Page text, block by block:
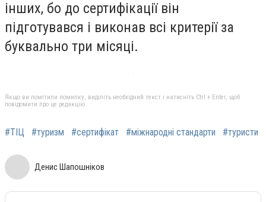
інших, бо до сертифікації він
підготувався і виконав всі критерії за
буквально три місяці.
Якщо ви помітили помилку, виділіть необхідний текст і натисніть Ctrl + Enter, щоб
повідомити про це редакцію
#ТІЦ #туризм #сертифікат #міжнародні стандарти #туристи
Денис Шапошніков